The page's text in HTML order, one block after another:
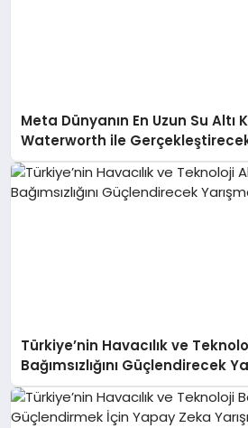
Meta Dünyanın En Uzun Su
Waterworth ile
Türkiye’nin Havacılık ve
Bağımsızlığını Güçlendirecek